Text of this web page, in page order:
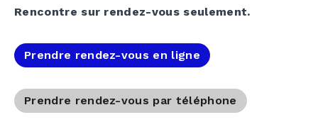
Rencontre sur rendez-vous seulement.
Prendre rendez-vous en ligne
Prendre rendez-vous par téléphone